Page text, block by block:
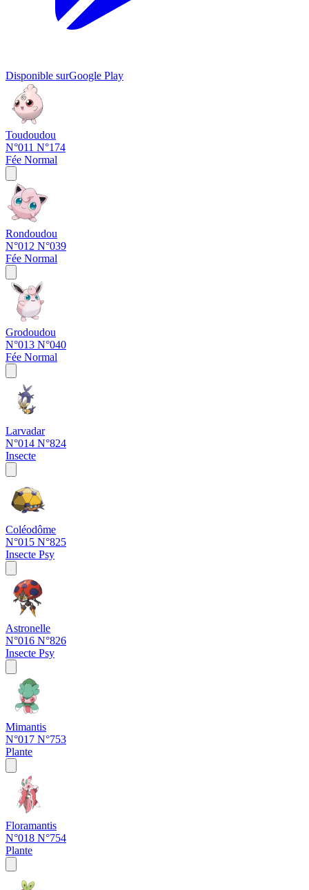
Disponible surGoogle Play
Toudoudou
N°011 N°174
Fée Normal
Rondoudou
N°012 N°039
Fée Normal
Grodoudou
N°013 N°040
Fée Normal
Larvadar
N°014 N°824
Insecte
Coléodôme
N°015 N°825
Insecte Psy
Astronelle
N°016 N°826
Insecte Psy
Mimantis
N°017 N°753
Plante
Floramantis
N°018 N°754
Plante